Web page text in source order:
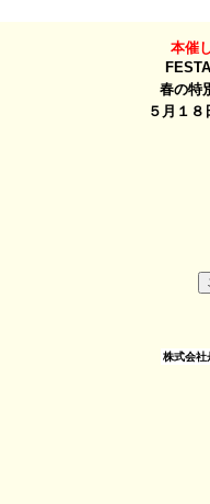
本催
春の特
５月１
株式会